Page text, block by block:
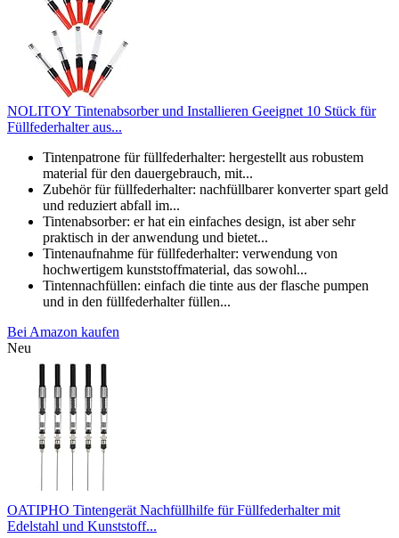
NOLITOY Tintenabsorber und Installieren Geeignet 10 Stück für
Füllfederhalter aus...
Tintenpatrone für füllfederhalter: hergestellt aus robustem
material für den dauergebrauch, mit...
Zubehör für füllfederhalter: nachfüllbarer konverter spart geld
und reduziert abfall im...
Tintenabsorber: er hat ein einfaches design, ist aber sehr
praktisch in der anwendung und bietet...
Tintenaufnahme für füllfederhalter: verwendung von
hochwertigem kunststoffmaterial, das sowohl...
Tintennachfüllen: einfach die tinte aus der flasche pumpen
und in den füllfederhalter füllen...
Bei Amazon kaufen
Neu
OATIPHO Tintengerät Nachfüllhilfe für Füllfederhalter mit
Edelstahl und Kunststoff...